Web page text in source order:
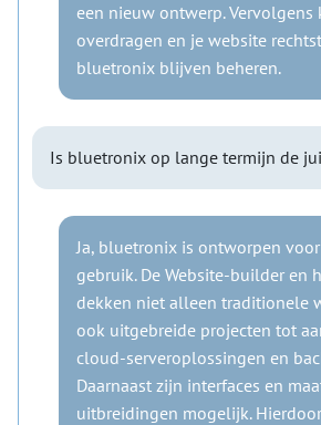
een nieuw ontwerp. Vervolgens
overdragen en je website
bluetronix blijven beheren.
Is bluetronix op lange termijn de
Ja, bluetronix is ontworpen
gebruik. De Website-builder en
dekken niet alleen traditionele
ook uitgebreide projecten tot
cloud-serveroplossingen en
Daarnaast zijn interfaces en
uitbreidingen mogelijk.